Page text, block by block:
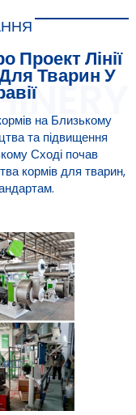
Проект Лінії
Тварин У
на Близькому
та підвищення
Сході почав
кормів для тварин,